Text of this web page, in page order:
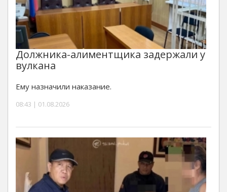
Должника-алиментщика задержали у
вулкана
Ему назначили наказание.
08:43 | 01.08.2026